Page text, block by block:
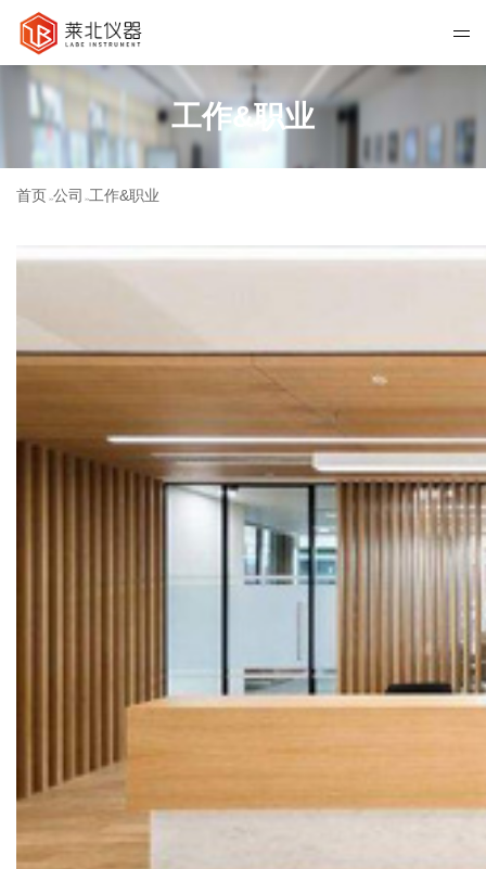
工作&职业
首页 >>公司 >>工作&职业